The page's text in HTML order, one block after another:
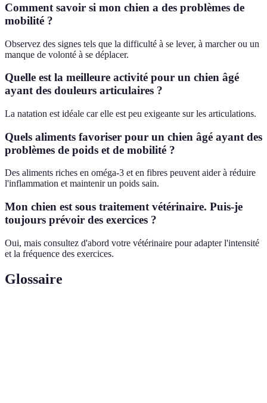
Comment savoir si mon chien a des problèmes de
mobilité ?
Observez des signes tels que la difficulté à se lever, à marcher ou un
manque de volonté à se déplacer.
Quelle est la meilleure activité pour un chien âgé
ayant des douleurs articulaires ?
La natation est idéale car elle est peu exigeante sur les articulations.
Quels aliments favoriser pour un chien âgé ayant des
problèmes de poids et de mobilité ?
Des aliments riches en oméga-3 et en fibres peuvent aider à réduire
l'inflammation et maintenir un poids sain.
Mon chien est sous traitement vétérinaire. Puis-je
toujours prévoir des exercices ?
Oui, mais consultez d'abord votre vétérinaire pour adapter l'intensité
et la fréquence des exercices.
Glossaire